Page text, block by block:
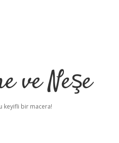
ve Neşe
keyifli bir macera!